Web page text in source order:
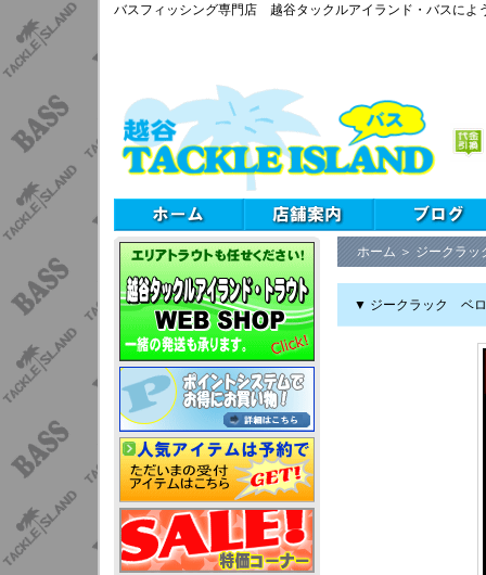
バスフィッシング専門店 越谷タックルアイランド・バスによ
ホーム ＞ ジークラッ
▼ ジークラック ベロ